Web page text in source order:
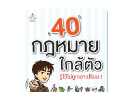
กฎหมาย สัญญา ภาษี
การเงิน การลงทุน บริหาร
นิตยสาร หนังสือพิมพ์
ครอบครัว
กฎหมาย สัญญา ภาษี
การเงิน การลงทุน บริหาร
นิตยสาร หนังสือพิมพ์
ครอบครัว